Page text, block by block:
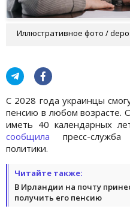
Иллюстративное фото /
С 2028 года украинцы
пенсию в любом возрасте.
иметь 40 календарных
сообщила пресс-служба
политики.
Читайте также:
В Ирландии на почту
получить его пенсию